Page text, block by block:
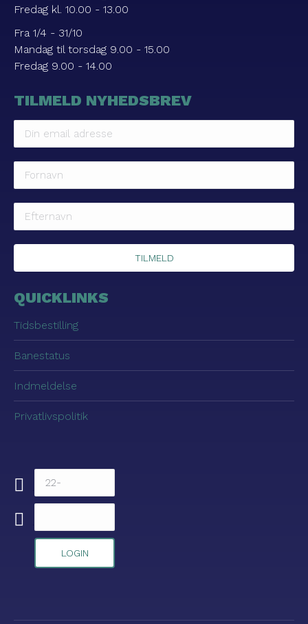
Fredag kl. 10.00 - 13.00
Fra 1/4 - 31/10
Mandag til torsdag 9.00 - 15.00
Fredag 9.00 - 14.00
TILMELD NYHEDSBREV
QUICKLINKS
Tidsbestilling
Banestatus
Indmeldelse
Privatlivspolitik